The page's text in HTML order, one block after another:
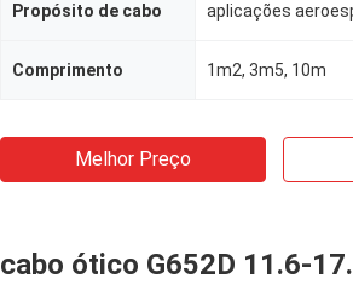
Propósito de cabo
Comprimento 1m2, 3m5, 10m
Melhor Preço
cabo ótico G652D 11.6-